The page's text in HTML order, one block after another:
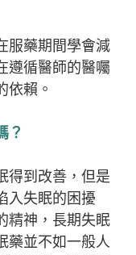
服藥期間學會減
遵循醫師的醫囑
依賴。
？
得到改善，但是
入失眠的困擾
精神，長期失眠
藥並不如一般人